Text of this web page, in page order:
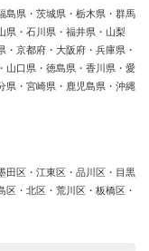
島県・茨城県・栃木県・群馬
県・石川県・福井県・山梨
京都府・大阪府・兵庫県・
山口県・徳島県・香川県・愛
県・宮崎県・鹿児島県・沖縄
田区・江東区・品川区・目黒
区・北区・荒川区・板橋区・